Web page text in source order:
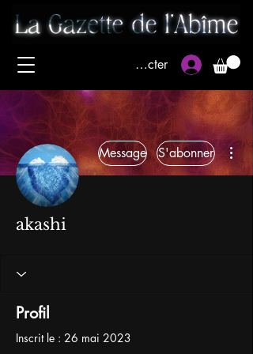
Se connecter
Message S'abonner
akashi
Profil
Inscrit le : 26 mai 2023